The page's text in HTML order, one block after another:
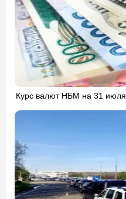
Курс валют НБМ на 31 июля